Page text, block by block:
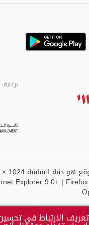
Playstore
برعاية
Explorer 9.0+ |
في- 2026-05-06 الوقت 11:00 صباحًاالارتباط في